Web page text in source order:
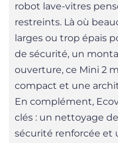
robot lave-vitres
restreints. Là où
larges ou trop épais
de sécurité, un
ouverture, ce Mini 2
compact et une
En complément,
clés : un nettoyage
sécurité renforcée et